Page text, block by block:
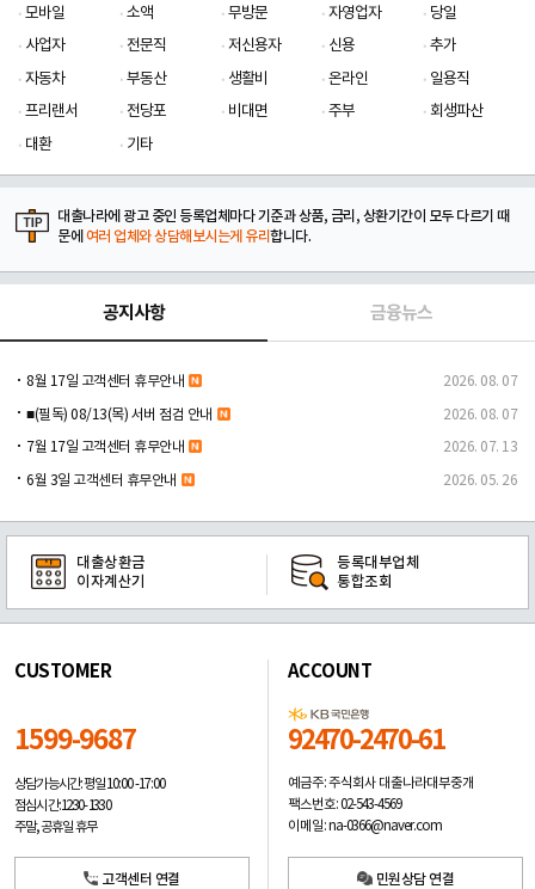
모바일
소액 무방문 자영업자
당일
사업자
전문직 저신용자 신용
추가
자동차
부동산 생활비 온라인
일용직
프리랜서
전당포 비대면 주부
회생파산
대환
기타
대출나라에 광고 중인 등록업체마다 기준과 상품, 금리, 상환기간이 모두 다르기 때
문에 여러 업체와 상담해보시는게 유리합니다.
공지사항 금융뉴스
8월 17일 고객센터 휴무안내 2026. 08. 07
■(필독) 08/13(목) 서버 점검 안내 2026. 08. 07
7월 17일 고객센터 휴무안내 2026. 07. 13
6월 3일 고객센터 휴무안내 2026. 05. 26
대출상환금
이자계산기
등록대부업체
통합조회
CUSTOMER
1599-9687
상담가능시간: 평일10:00 -17:00
점심시간: 12:30 - 13:30
주말, 공휴일 휴무
고객센터 연결
ACCOUNT
92470-2470-61
예금주: 주식회사 대출나라대부중개
팩스번호: 02-543-4569
이메일: na-0366@naver.com
민원상담 연결